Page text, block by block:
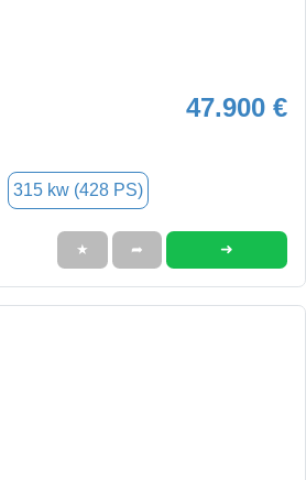
47.900 €
315 kw (428 PS)
★ ➦ ➜